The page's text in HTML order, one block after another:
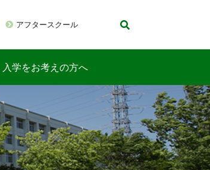
アフタースクール
入学をお考えの方へ